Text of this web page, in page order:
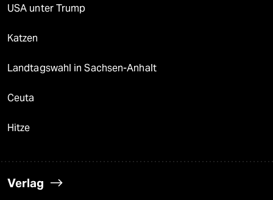
USA unter Trump
Katzen
Landtagswahl in Sachsen-Anhalt
Ceuta
Hitze
Verlag